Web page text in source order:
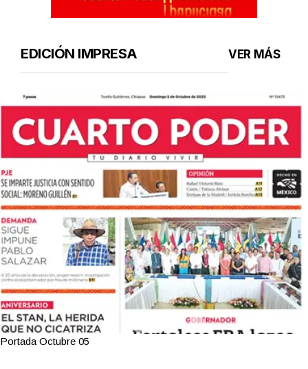
EDICIÓN IMPRESA VER MÁS
Portada Octubre 05